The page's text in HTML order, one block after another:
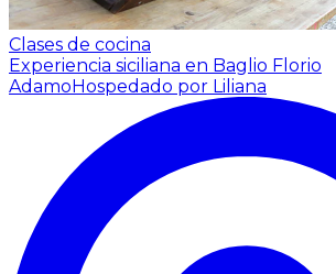
Clases de cocina
Experiencia siciliana en Baglio Florio
AdamoHospedado por Liliana